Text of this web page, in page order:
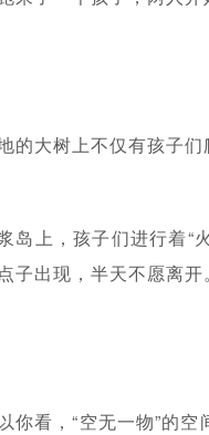
的大树上不仅有孩子们
岛上，孩子们进行着“
子出现，半天不愿离开。
你看，“空无一物”的